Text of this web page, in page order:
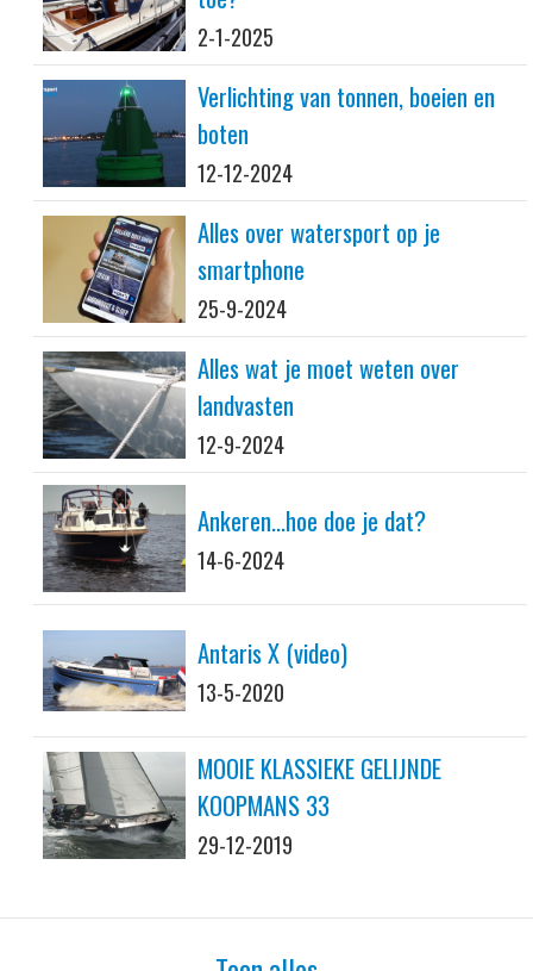
2-1-2025
Verlichting van tonnen, boeien en
boten
12-12-2024
Alles over watersport op je
smartphone
25-9-2024
Alles wat je moet weten over
landvasten
12-9-2024
Ankeren...hoe doe je dat?
14-6-2024
Antaris X (video)
13-5-2020
MOOIE KLASSIEKE GELIJNDE
KOOPMANS 33
29-12-2019